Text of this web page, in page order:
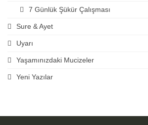
7 Günlük Şükür Çalışması
Sure & Ayet
Uyarı
Yaşamınızdaki Mucizeler
Yeni Yazılar